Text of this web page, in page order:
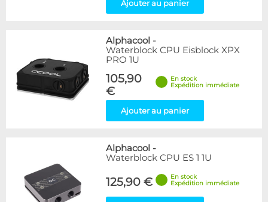
Ajouter au panier
Alphacool -
Waterblock CPU Eisblock XPX
PRO 1U
105,90
€
En stock
Expédition immédiate
Ajouter au panier
Alphacool -
Waterblock CPU ES 1 1U
125,90 €
En stock
Expédition immédiate